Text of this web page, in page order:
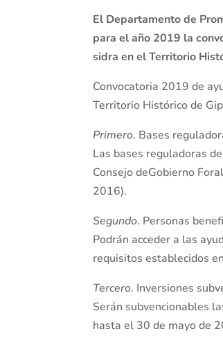
El Departamento de
para el año 2019 la
sidra en el Territorio
Convocatoria 2019 de
Territorio Histórico de
Primero. Bases
Las bases reguladoras
Consejo deGobierno
2016).
Segundo. Personas
Podrán acceder a las
requisitos establecidos
Tercero. Inversiones
Serán subvencionables
hasta el 30 de mayo de